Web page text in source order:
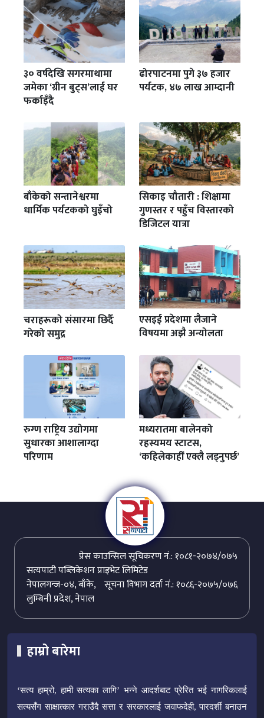
३० वर्षदेखि सगरमाथामा
जमेका ‘ग्रीन बुट्स’लाई घर
फर्काइँदै
ढोरपाटनमा पुगे ३७ हजार
पर्यटक, ४७ लाख आम्दानी
बाँकेको सन्तानेश्वरमा
धार्मिक पर्यटकको घुइँचो
सिकाइ चौतारी : शिक्षामा
गुणस्तर र पहुँच विस्तारको
डिजिटल यात्रा
चराहरूको संसारमा छिर्दै
गरेको समुद्र
एसइई प्रदेशमा लैजाने
विषयमा अझै अन्योलता
रुग्ण राष्ट्रिय उद्योगमा
सुधारका आशालाग्दा
परिणाम
मध्यरातमा बालेनको
रहस्यमय स्टाटस,
‘कहिलेकाहीँ एक्लै लड्नुपर्छ’
प्रेस काउन्सिल सूचिकरण नं.: १०८१-२०७४/०७५
सत्यपाटी पब्लिकेशन प्राइभेट लिमिटेड
सूचना विभाग दर्ता नं.: १०८६-२०७५/०७६
नेपालगन्ज-०४, बाँके,
लुम्बिनी प्रदेश, नेपाल
हाम्रो बारेमा
‘सत्य हाम्रो, हामी सत्यका लागि’ भन्ने आदर्शबाट प्रेरित भई नागरिकलाई
सत्यसँग साक्षात्कार गराउँदै सत्ता र सरकारलाई जवाफदेही, पारदर्शी बनाउन